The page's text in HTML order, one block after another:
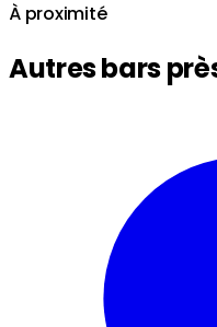
À proximité
Autres bars